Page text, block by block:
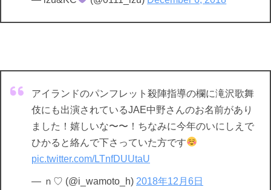
アイランドのパンフレット殺陣指導の欄に滝沢歌舞
伎にも出演されているJAE中野さんのお名前があり
ました！嬉しいな〜〜！ちなみに今年のいにしえで
ひかると絡んで下さっていた方です
pic.twitter.com/LTnfDUUtaU
— ｎ♡ (@i_wamoto_h) 2018年12月6日